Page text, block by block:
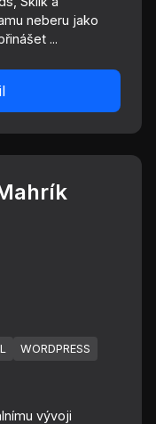
neberu jako
...
WORDPRESS
vývoji